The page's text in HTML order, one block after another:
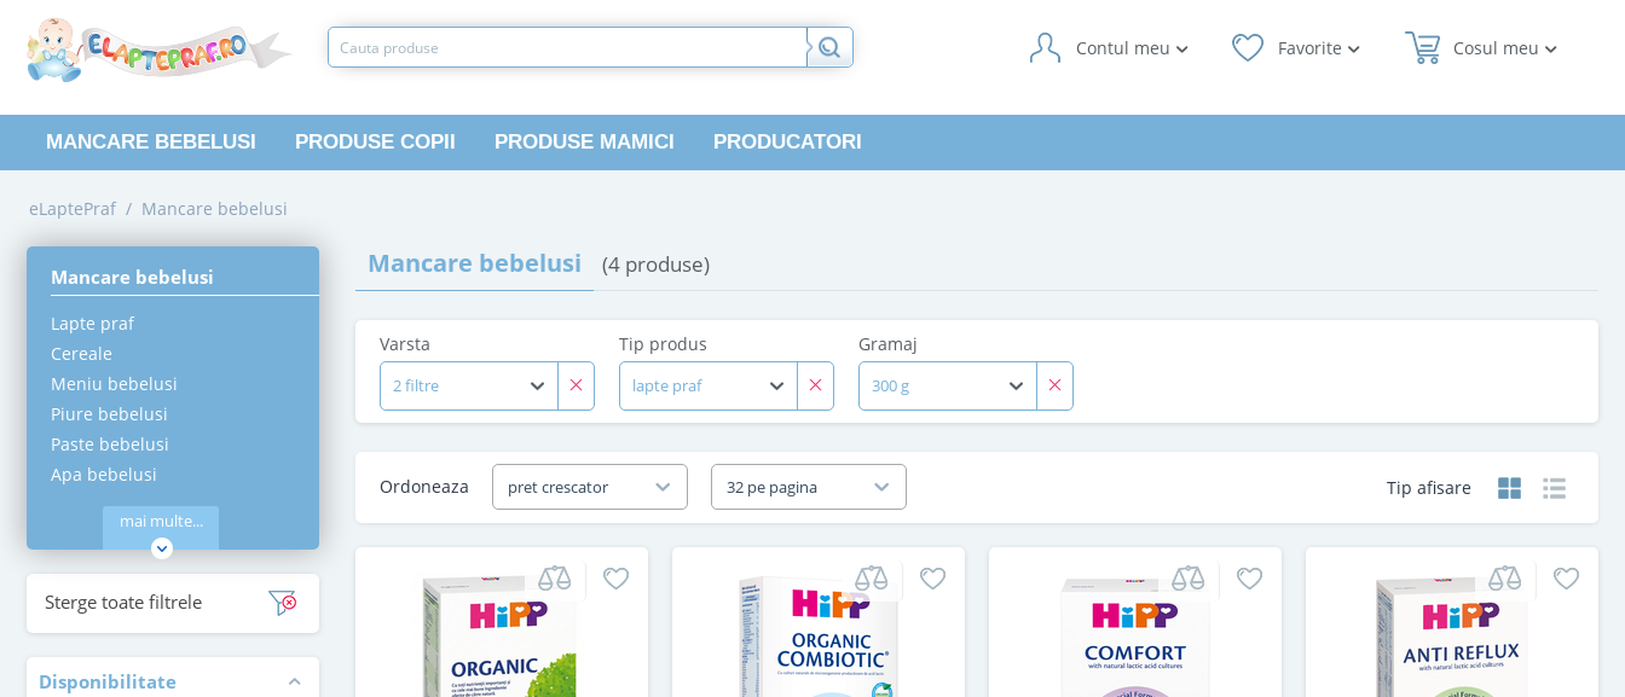
Cosul meu
Favorite
Contul meu
MANCARE BEBELUSI PRODUSE COPII PRODUSE MAMICI PRODUCATORI
eLaptePraf / Mancare bebelusi
Mancare bebelusi
Lapte praf
Cereale
Meniu bebelusi
Piure bebelusi
Paste bebelusi
Apa bebelusi
mai multe...
Sterge toate filtrele
Disponibilitate
Mancare bebelusi (4 produse)
Varsta
2 filtre
Tip produs
lapte praf
Gramaj
300 g
Tip afisare
Ordoneaza pret crescator 32 pe pagina